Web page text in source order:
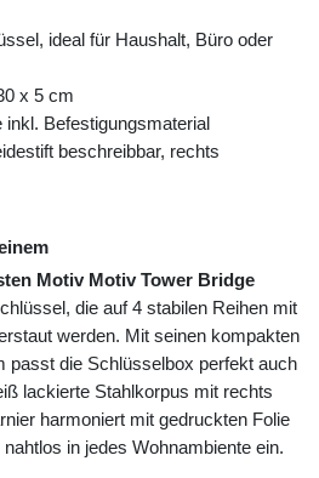
ideal für Haushalt, Büro oder
x 5 cm
inkl. Befestigungsmaterial
beschreibbar, rechts
Motiv Motiv Tower Bridge
die auf 4 stabilen Reihen mit
werden. Mit seinen kompakten
passt die Schlüsselbox perfekt auch
lackierte Stahlkorpus mit rechts
harmoniert mit gedruckten Folie
in jedes Wohnambiente ein.